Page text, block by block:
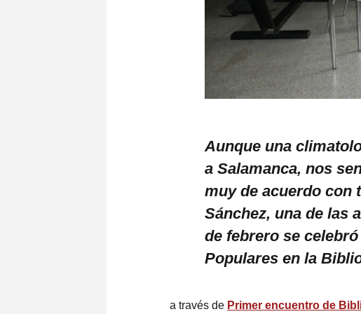
Aunque una
a Salamanca, nos
muy de acuerdo con
Sánchez, una de las
de febrero se
Populares en la
a través de Primer encuentro de